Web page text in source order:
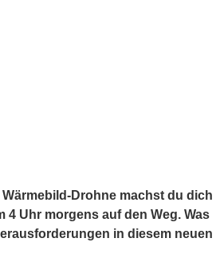
Drohne machst du dich
4 Uhr morgens auf den Weg. Was
in diesem neuen